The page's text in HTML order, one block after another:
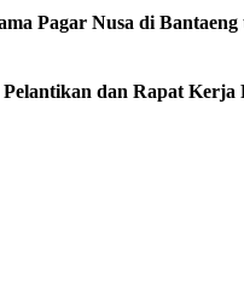
Pagar Nusa di
dan Rapat